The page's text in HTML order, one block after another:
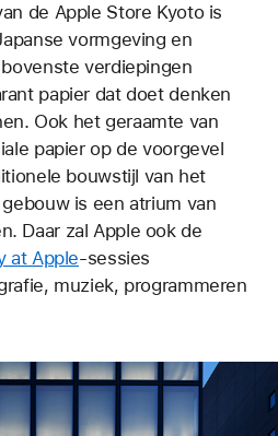
de Apple Store Kyoto is
vormgeving en
verdiepingen
papier dat doet denken
Ook het geraamte van
papier op de voorgevel
bouwstijl van het
is een atrium van
Daar zal Apple ook de
at Apple-sessies
muziek, programmeren